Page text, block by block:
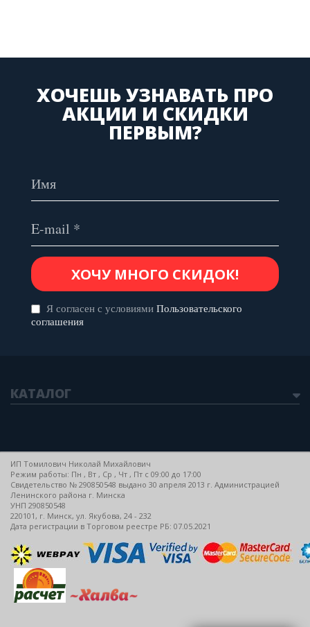
ХОЧЕШЬ УЗНАВАТЬ ПРО
АКЦИИ И СКИДКИ
ПЕРВЫМ?
Я согласен с условиями Пользовательского
соглашения
КАТАЛОГ
ИП Томилович Николай Михайлович
Режим работы: Пн , Вт , Ср , Чт , Пт c 09:00 до 17:00
Свидетельство № 290850548 выдано 30 апреля 2013 г. Администрацией
Ленинского района г. Минска
УНП 290850548
220101, г. Минск, ул. Якубова, 24 - 232
Дата регистрации в Торговом реестре РБ: 07.05.2021